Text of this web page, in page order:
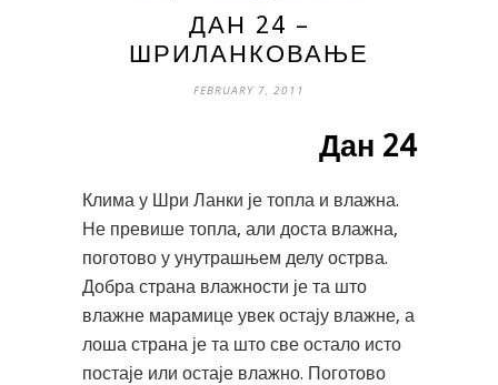
ДАН 24 –
ШРИЛАНКОВАЊЕ
FEBRUARY 7, 2011
Дан 24
Клима у Шри Ланки је топла и влажна.
Не превише топла, али доста влажна,
поготово у унутрашњем делу острва.
Добра страна влажности је та што
влажне марамице увек остају влажне, а
лоша страна је та што све остало исто
постаје или остаје влажно. Поготово